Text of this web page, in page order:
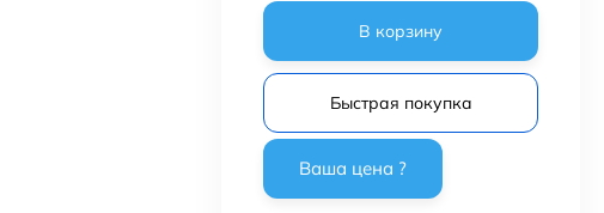
В корзину
Быстрая покупка